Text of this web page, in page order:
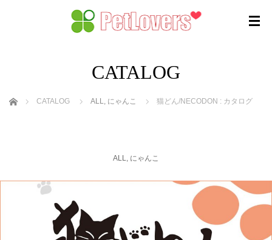
CATALOG
ホーム CATALOG ALL, にゃんこ 猫どん/NECODON : カタログ
ALL, にゃんこ